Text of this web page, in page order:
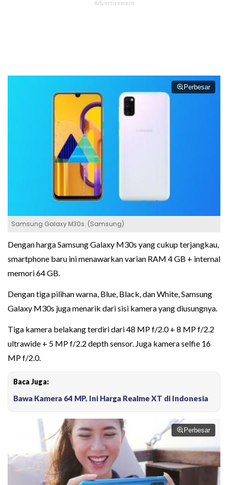
Perbesar
Samsung Galaxy M30s. (Samsung)
Dengan harga Samsung Galaxy M30s yang cukup terjangkau,
smartphone baru ini menawarkan varian RAM 4 GB + internal
memori 64 GB.
Dengan tiga pilihan warna, Blue, Black, dan White, Samsung
Galaxy M30s juga menarik dari sisi kamera yang diusungnya.
Tiga kamera belakang terdiri dari 48 MP f/2.0 + 8 MP f/2.2
ultrawide + 5 MP f/2.2 depth sensor. Juga kamera selfie 16
MP f/2.0.
Baca Juga:
Bawa Kamera 64 MP, Ini Harga Realme XT di Indonesia
Perbesar